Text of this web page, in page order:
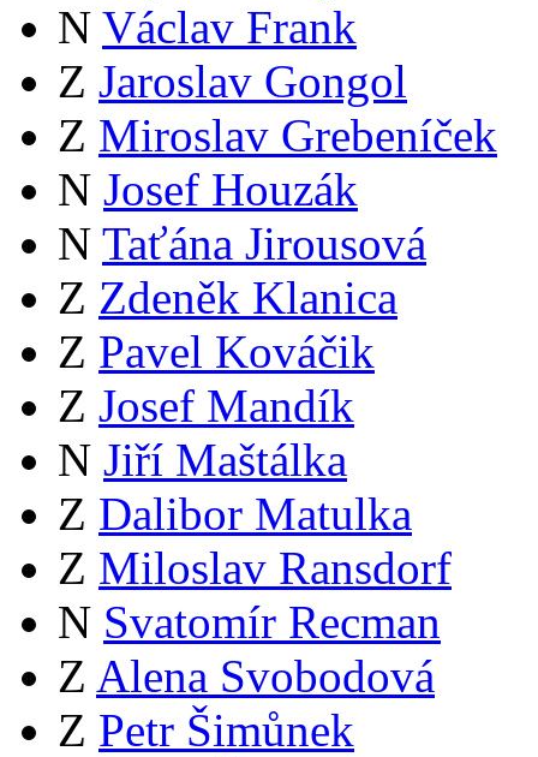
N Václav Frank
Z Jaroslav Gongol
Z Miroslav Grebeníček
N Josef Houzák
N Taťána Jirousová
Z Zdeněk Klanica
Z Pavel Kováčik
Z Josef Mandík
N Jiří Maštálka
Z Dalibor Matulka
Z Miloslav Ransdorf
N Svatomír Recman
Z Alena Svobodová
Z Petr Šimůnek